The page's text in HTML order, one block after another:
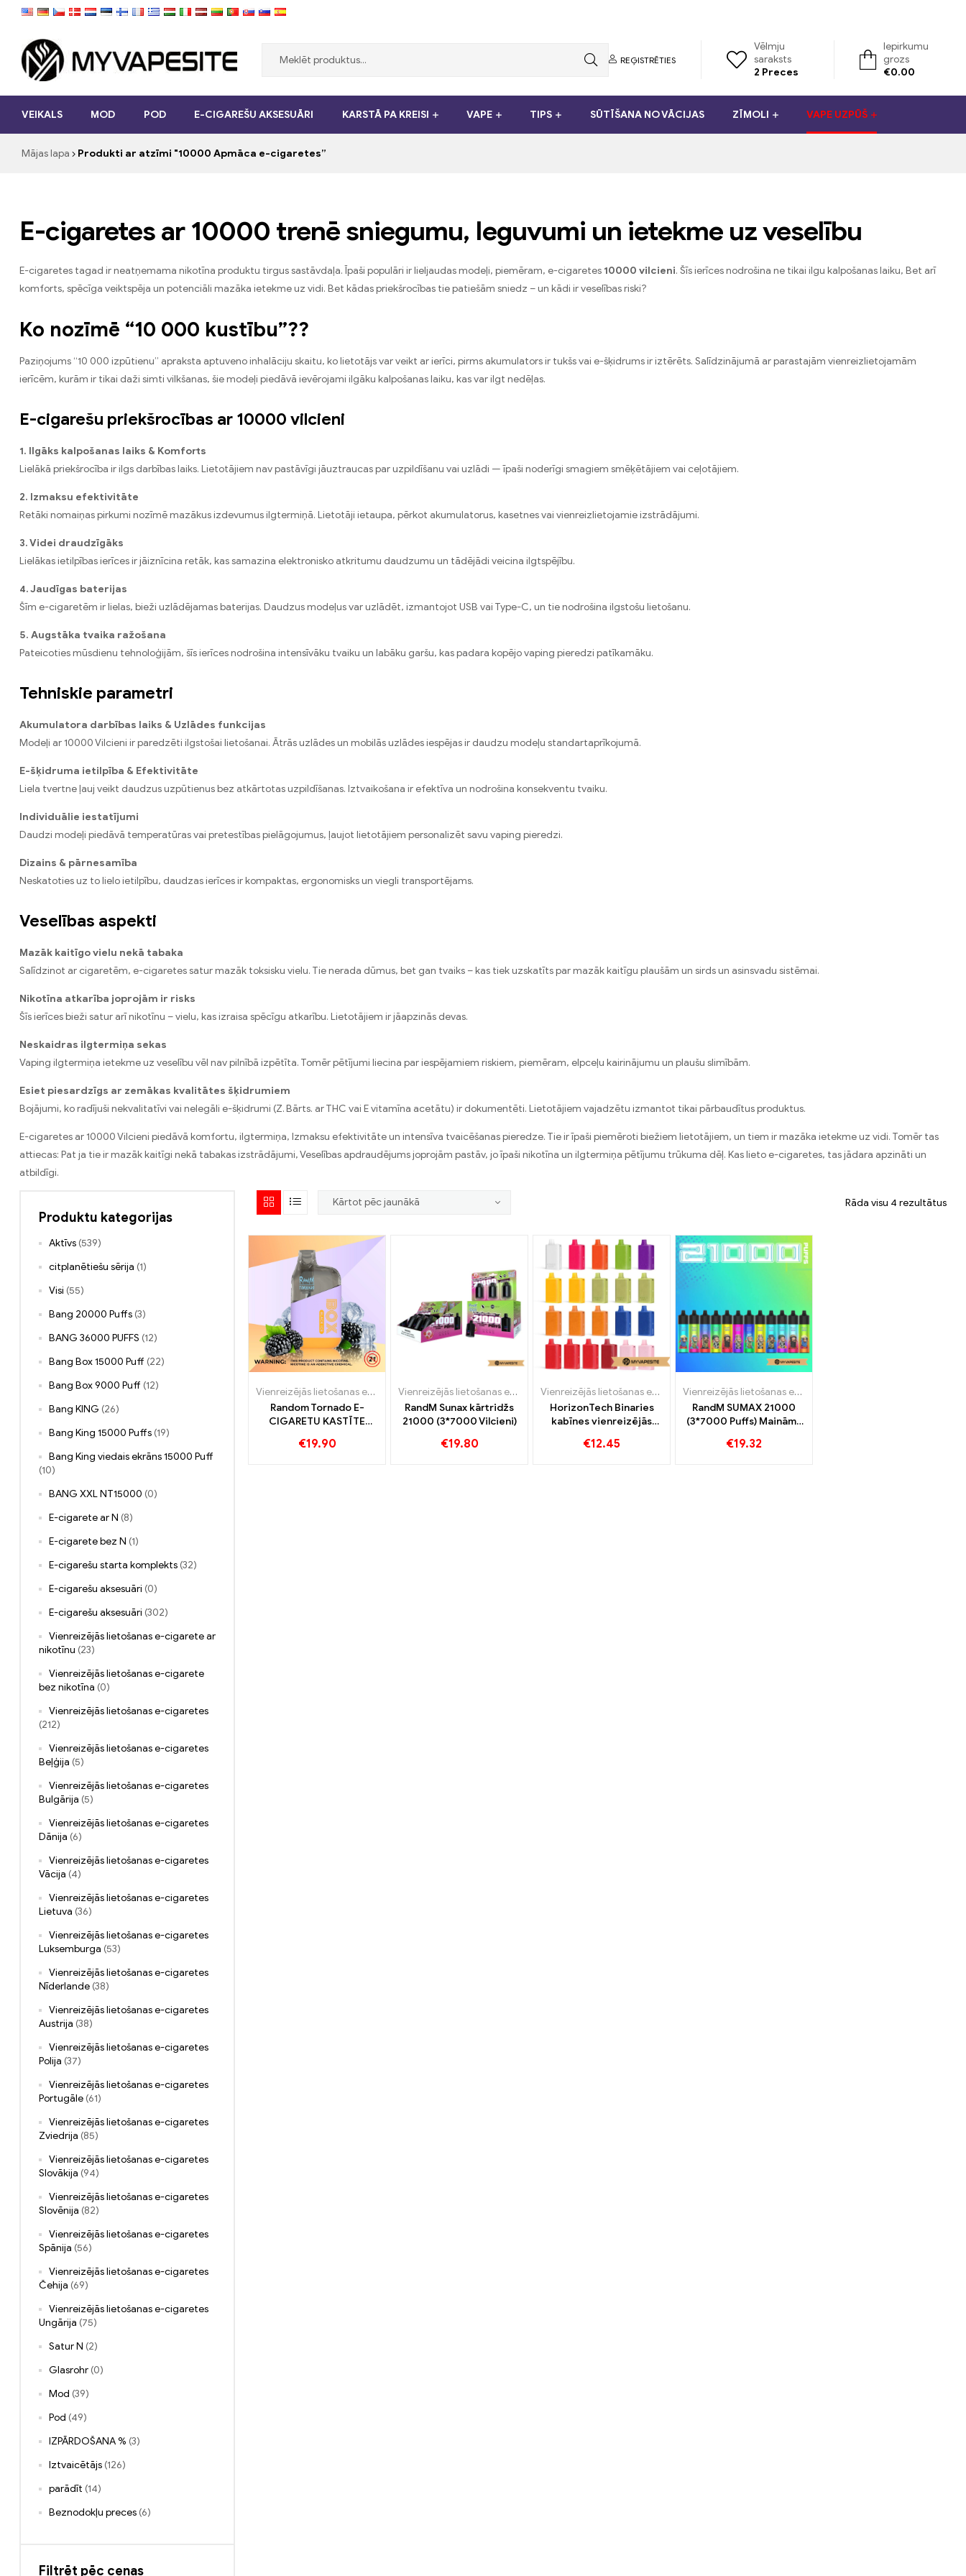
Myvapesite.de
cigaretes
myvapesite.de
REĢISTRĒTIES
Vēlmju
saraksts
2 Preces
Iepirkumu
grozs
€0.00
VEIKALS MOD POD E-CIGAREŠU AKSESUĀRI KARSTĀ PA KREISI VAPE TIPS SŪTĪŠANA NO VĀCIJAS ZĪMOLI VAPE UZPŪŠ
Mājas lapa Produkti ar atzīmi "10000 Apmāca e-cigaretes”
E-cigaretes ar 10000 trenē sniegumu, Ieguvumi un ietekme uz veselību
E-cigaretes tagad ir neatņemama nikotīna produktu tirgus sastāvdaļa. Īpaši populāri ir lieljaudas modeļi, piemēram, e-cigaretes 10000 vilcieni. Šīs ierīces nodrošina ne tikai ilgu kalpošanas laiku, Bet arī
komforts, spēcīga veiktspēja un potenciāli mazāka ietekme uz vidi. Bet kādas priekšrocības tie patiešām sniedz – un kādi ir veselības riski?
Ko nozīmē “10 000 kustību”??
Paziņojums “10 000 izpūtienu” apraksta aptuveno inhalāciju skaitu, ko lietotājs var veikt ar ierīci, pirms akumulators ir tukšs vai e-šķidrums ir iztērēts. Salīdzinājumā ar parastajām vienreizlietojamām
ierīcēm, kurām ir tikai daži simti vilkšanas, šie modeļi piedāvā ievērojami ilgāku kalpošanas laiku, kas var ilgt nedēļas.
E-cigarešu priekšrocības ar 10000 vilcieni
1. Ilgāks kalpošanas laiks & Komforts
Lielākā priekšrocība ir ilgs darbības laiks. Lietotājiem nav pastāvīgi jāuztraucas par uzpildīšanu vai uzlādi — īpaši noderīgi smagiem smēķētājiem vai ceļotājiem.
2. Izmaksu efektivitāte
Retāki nomaiņas pirkumi nozīmē mazākus izdevumus ilgtermiņā. Lietotāji ietaupa, pērkot akumulatorus, kasetnes vai vienreizlietojamie izstrādājumi.
3. Videi draudzīgāks
Lielākas ietilpības ierīces ir jāiznīcina retāk, kas samazina elektronisko atkritumu daudzumu un tādējādi veicina ilgtspējību.
4. Jaudīgas baterijas
Šīm e-cigaretēm ir lielas, bieži uzlādējamas baterijas. Daudzus modeļus var uzlādēt, izmantojot USB vai Type-C, un tie nodrošina ilgstošu lietošanu.
5. Augstāka tvaika ražošana
Pateicoties mūsdienu tehnoloģijām, šīs ierīces nodrošina intensīvāku tvaiku un labāku garšu, kas padara kopējo vaping pieredzi patīkamāku.
Tehniskie parametri
Akumulatora darbības laiks & Uzlādes funkcijas
Modeļi ar 10000 Vilcieni ir paredzēti ilgstošai lietošanai. Ātrās uzlādes un mobilās uzlādes iespējas ir daudzu modeļu standartaprīkojumā.
E-šķidruma ietilpība & Efektivitāte
Liela tvertne ļauj veikt daudzus uzpūtienus bez atkārtotas uzpildīšanas. Iztvaikošana ir efektīva un nodrošina konsekventu tvaiku.
Individuālie iestatījumi
Daudzi modeļi piedāvā temperatūras vai pretestības pielāgojumus, ļaujot lietotājiem personalizēt savu vaping pieredzi.
Dizains & pārnesamība
Neskatoties uz to lielo ietilpību, daudzas ierīces ir kompaktas, ergonomisks un viegli transportējams.
Veselības aspekti
Mazāk kaitīgo vielu nekā tabaka
Salīdzinot ar cigaretēm, e-cigaretes satur mazāk toksisku vielu. Tie nerada dūmus, bet gan tvaiks – kas tiek uzskatīts par mazāk kaitīgu plaušām un sirds un asinsvadu sistēmai.
Nikotīna atkarība joprojām ir risks
Šīs ierīces bieži satur arī nikotīnu – vielu, kas izraisa spēcīgu atkarību. Lietotājiem ir jāapzinās devas.
Neskaidras ilgtermiņa sekas
Vaping ilgtermiņa ietekme uz veselību vēl nav pilnībā izpētīta. Tomēr pētījumi liecina par iespējamiem riskiem, piemēram, elpceļu kairinājumu un plaušu slimībām.
Esiet piesardzīgs ar zemākas kvalitātes šķidrumiem
Bojājumi, ko radījuši nekvalitatīvi vai nelegāli e-šķidrumi (Z. Bārts. ar THC vai E vitamīna acetātu) ir dokumentēti. Lietotājiem vajadzētu izmantot tikai pārbaudītus produktus.
E-cigaretes ar 10000 Vilcieni piedāvā komfortu, ilgtermiņa, Izmaksu efektivitāte un intensīva tvaicēšanas pieredze. Tie ir īpaši piemēroti biežiem lietotājiem, un tiem ir mazāka ietekme uz vidi. Tomēr tas
attiecas: Pat ja tie ir mazāk kaitīgi nekā tabakas izstrādājumi, Veselības apdraudējums joprojām pastāv, jo īpaši nikotīna un ilgtermiņa pētījumu trūkuma dēļ. Kas lieto e-cigaretes, tas jādara apzināti un
atbildīgi.
Rāda visu 4 rezultātus
Vienreizējās lietošanas e-cigaretes ,Vienreizējās lietošanas e-cigaretes Zviedrija,Vienreizējās lietošanas e-cigaretes Slovākija
Random Tornado E-
CIGARETU KASTĪTE
vienreizējās lietošanas
€19.90
Vienreizējās lietošanas e-cigaretes
RandM Sunax kārtridžs
21000 (3*7000 Vilcieni)
€19.80
Vienreizējās lietošanas e-cigaretes
HorizonTech Binaries
kabīnes vienreizējās
Puffs
€12.45
Vienreizējās lietošanas e-cigaretes
RandM SUMAX 21000
(3*7000 Puffs) Maināma
vienreizējās lietošanas
€19.32
Produktu kategorijas
Aktīvs (539)
citplanētiešu sērija (1)
Visi (55)
Bang 20000 Puffs (3)
BANG 36000 PUFFS (12)
Bang Box 15000 Puff (22)
Bang Box 9000 Puff (12)
Bang KING (26)
Bang King 15000 Puffs (19)
Bang King viedais ekrāns 15000 Puff
(10)
BANG XXL NT15000 (0)
E-cigarete ar N (8)
E-cigarete bez N (1)
E-cigarešu starta komplekts (32)
E-cigarešu aksesuāri (0)
E-cigarešu aksesuāri (302)
Vienreizējās lietošanas e-cigarete ar
nikotīnu (23)
Vienreizējās lietošanas e-cigarete
bez nikotīna (0)
Vienreizējās lietošanas e-cigaretes
(212)
Vienreizējās lietošanas e-cigaretes
Beļģija (5)
Vienreizējās lietošanas e-cigaretes
Bulgārija (5)
Vienreizējās lietošanas e-cigaretes
Dānija (6)
Vienreizējās lietošanas e-cigaretes
Vācija (4)
Vienreizējās lietošanas e-cigaretes
Lietuva (36)
Vienreizējās lietošanas e-cigaretes
Luksemburga (53)
Vienreizējās lietošanas e-cigaretes
Nīderlande (38)
Vienreizējās lietošanas e-cigaretes
Austrija (38)
Vienreizējās lietošanas e-cigaretes
Polija (37)
Vienreizējās lietošanas e-cigaretes
Portugāle (61)
Vienreizējās lietošanas e-cigaretes
Zviedrija (85)
Vienreizējās lietošanas e-cigaretes
Slovākija (94)
Vienreizējās lietošanas e-cigaretes
Slovēnija (82)
Vienreizējās lietošanas e-cigaretes
Spānija (56)
Vienreizējās lietošanas e-cigaretes
Čehija (69)
Vienreizējās lietošanas e-cigaretes
Ungārija (75)
Satur N (2)
Glasrohr (0)
Mod (39)
Pod (49)
IZPĀRDOŠANA % (3)
Iztvaicētājs (126)
parādīt (14)
Beznodokļu preces (6)
Filtrēt pēc cenas